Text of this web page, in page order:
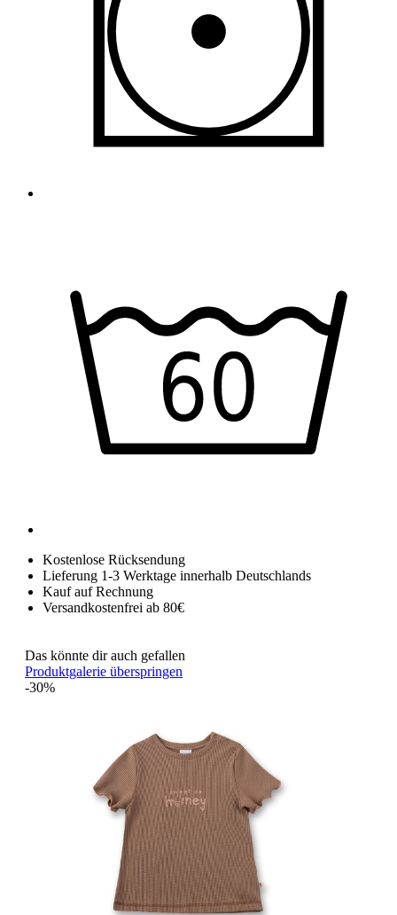
Kostenlose Rücksendung
Lieferung 1-3 Werktage innerhalb Deutschlands
Kauf auf Rechnung
Versandkostenfrei ab 80€
Das könnte dir auch gefallen
Produktgalerie überspringen
-30%